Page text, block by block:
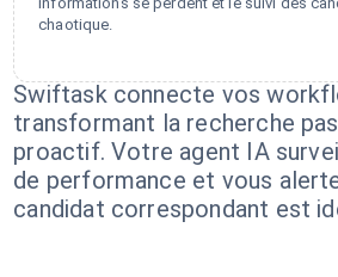
chaotique.
Swiftask connecte vos
transformant la recherche
proactif. Votre agent IA
de performance et vous
candidat correspondant est